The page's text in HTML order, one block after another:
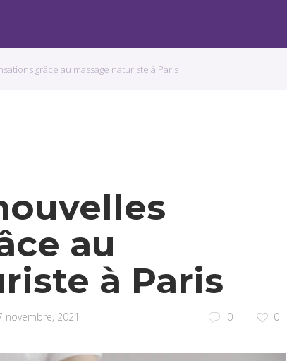
grâce au massage naturiste à Paris
au
à Paris
novembre, 2021 0 0